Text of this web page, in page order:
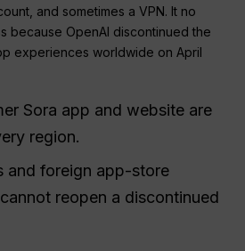
and sometimes a VPN. It no
because OpenAI discontinued the
experiences worldwide on April
Sora app and website are
region.
and foreign app-store
reopen a discontinued